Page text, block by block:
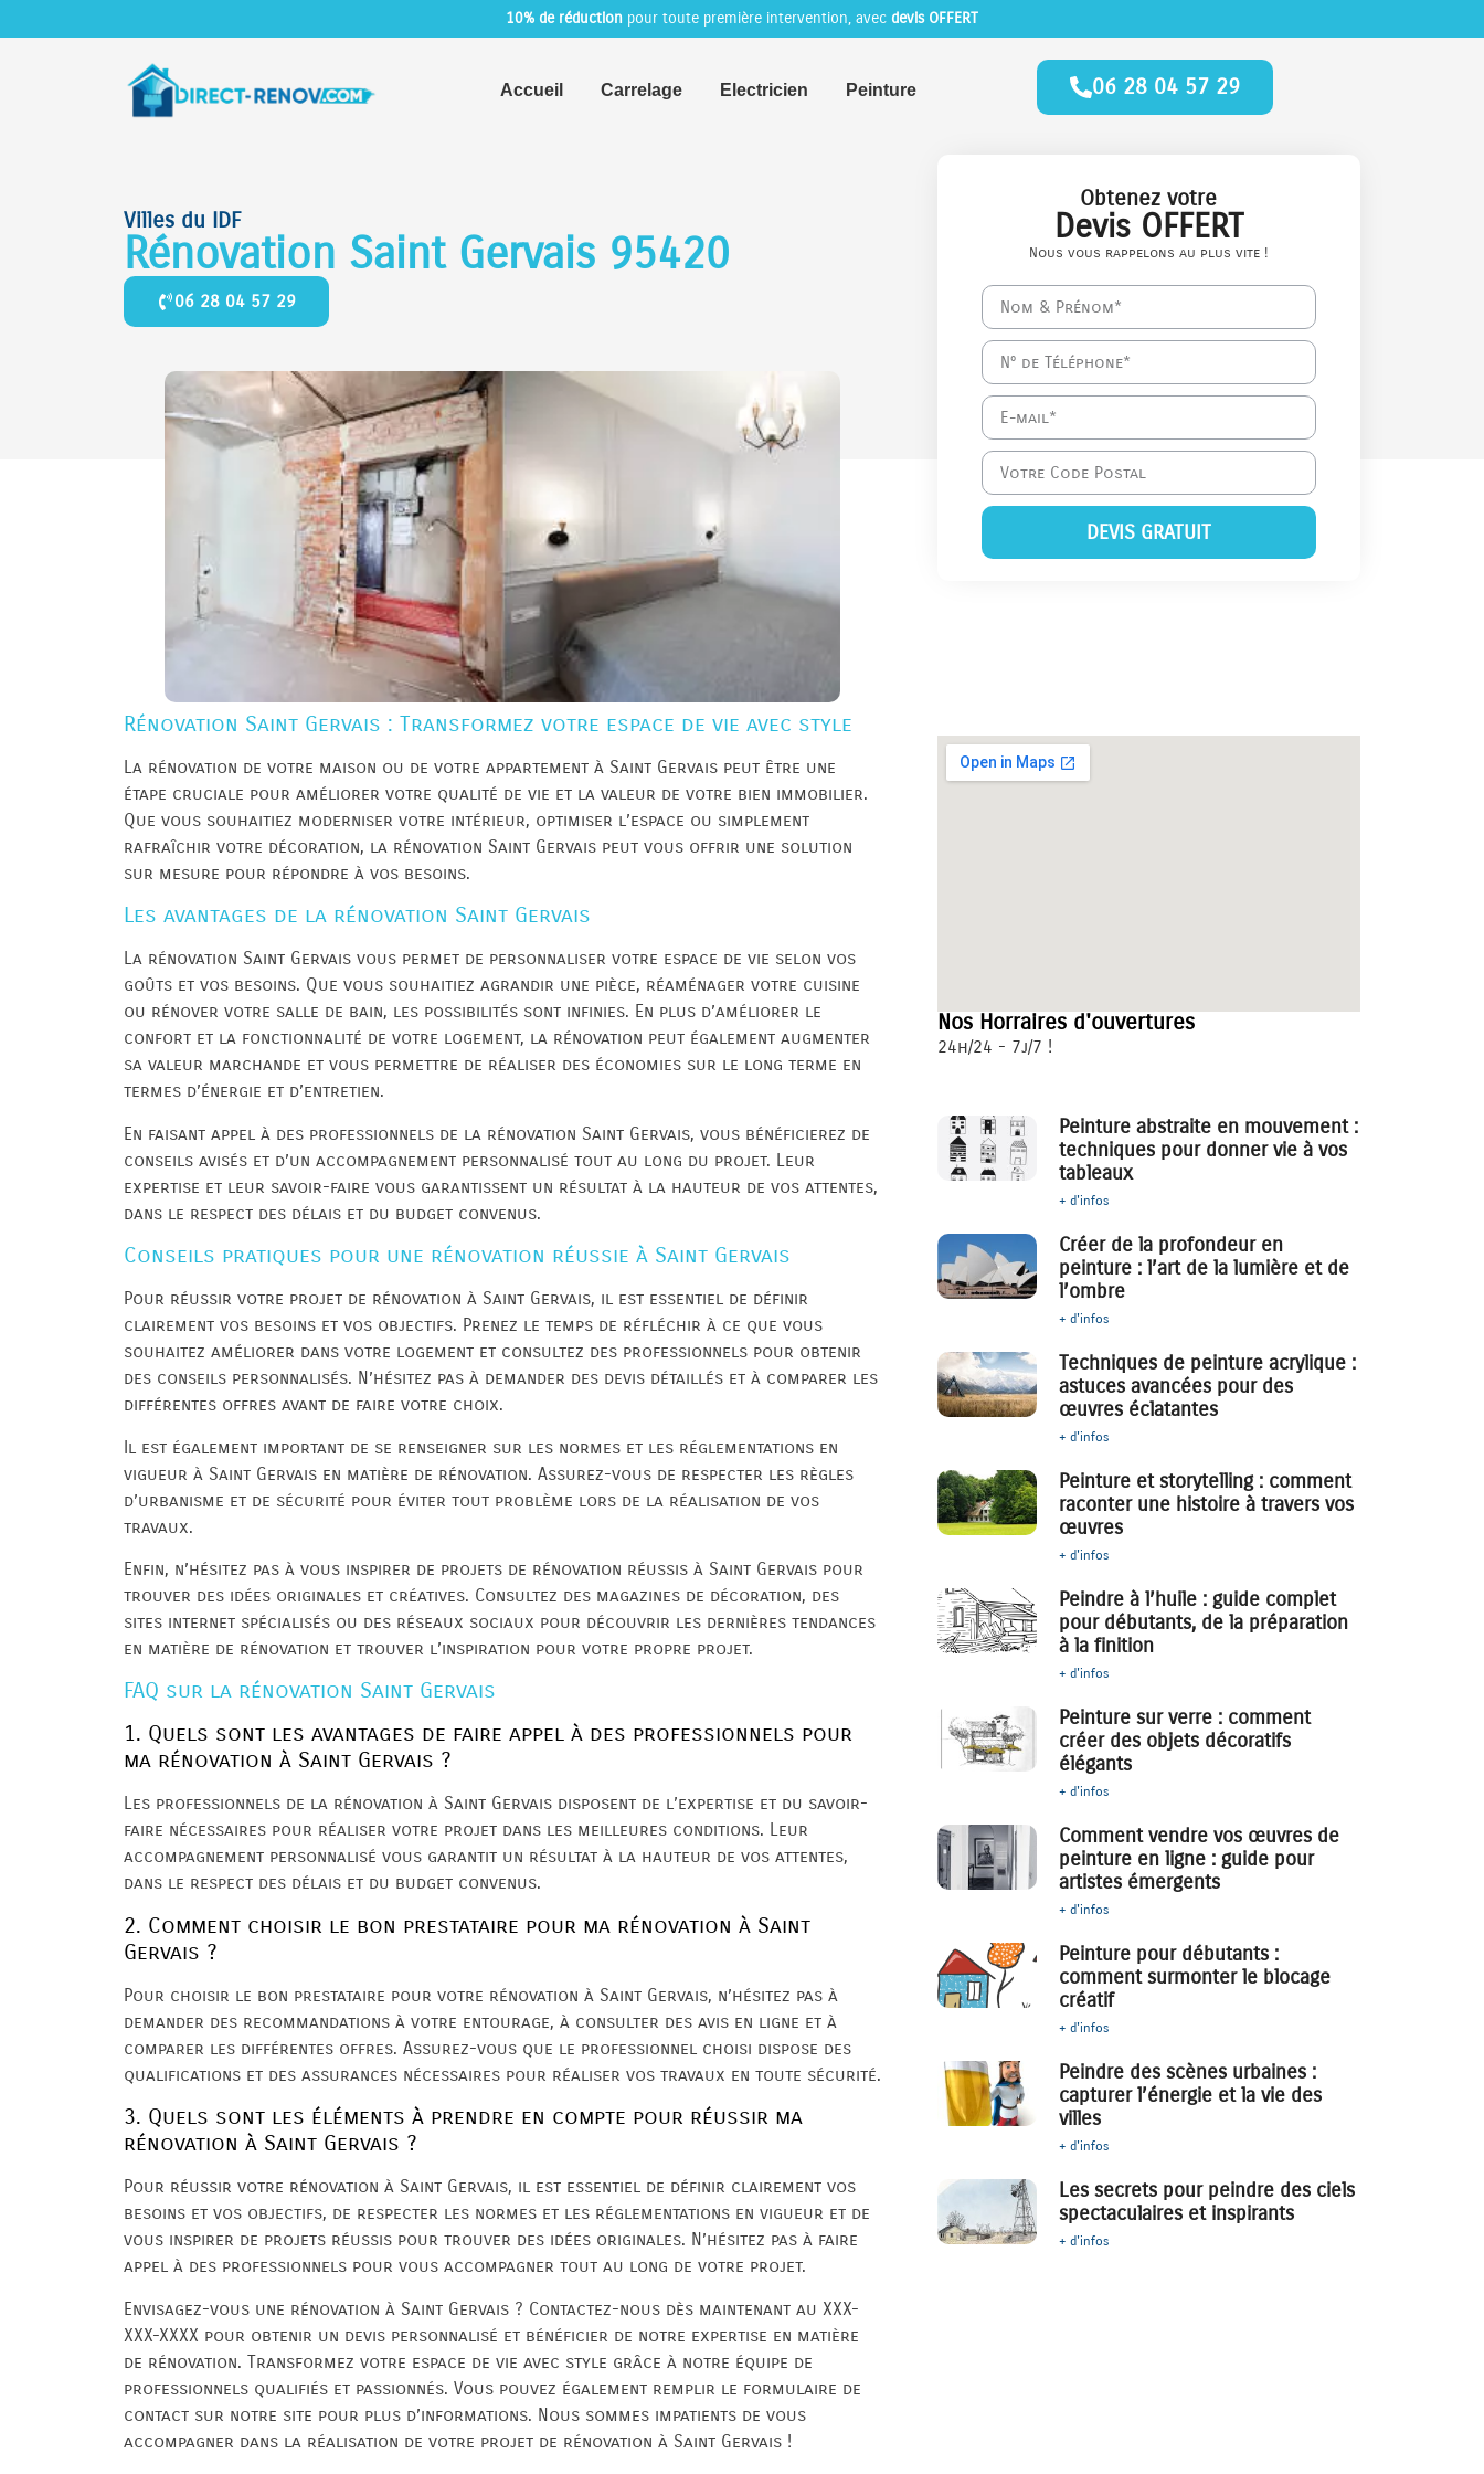
10% de réduction pour toute première intervention, avec devis OFFERT
Accueil Carrelage Electricien Peinture 06 28 04 57 29
Villes du IDF
Rénovation Saint Gervais 95420
06 28 04 57 29
Obtenez votre
Devis OFFERT
Nous vous rappelons au plus vite !
DEVIS GRATUIT
Rénovation Saint Gervais : Transformez votre espace de vie avec style
La rénovation de votre maison ou de votre appartement à Saint Gervais peut être une
étape cruciale pour améliorer votre qualité de vie et la valeur de votre bien immobilier.
Que vous souhaitiez moderniser votre intérieur, optimiser l’espace ou simplement
rafraîchir votre décoration, la rénovation Saint Gervais peut vous offrir une solution
sur mesure pour répondre à vos besoins.
Les avantages de la rénovation Saint Gervais
La rénovation Saint Gervais vous permet de personnaliser votre espace de vie selon vos
goûts et vos besoins. Que vous souhaitiez agrandir une pièce, réaménager votre cuisine
ou rénover votre salle de bain, les possibilités sont infinies. En plus d’améliorer le
confort et la fonctionnalité de votre logement, la rénovation peut également augmenter
sa valeur marchande et vous permettre de réaliser des économies sur le long terme en
termes d’énergie et d’entretien.
En faisant appel à des professionnels de la rénovation Saint Gervais, vous bénéficierez de
conseils avisés et d’un accompagnement personnalisé tout au long du projet. Leur
expertise et leur savoir-faire vous garantissent un résultat à la hauteur de vos attentes,
dans le respect des délais et du budget convenus.
Conseils pratiques pour une rénovation réussie à Saint Gervais
Pour réussir votre projet de rénovation à Saint Gervais, il est essentiel de définir
clairement vos besoins et vos objectifs. Prenez le temps de réfléchir à ce que vous
souhaitez améliorer dans votre logement et consultez des professionnels pour obtenir
des conseils personnalisés. N’hésitez pas à demander des devis détaillés et à comparer les
différentes offres avant de faire votre choix.
Il est également important de se renseigner sur les normes et les réglementations en
vigueur à Saint Gervais en matière de rénovation. Assurez-vous de respecter les règles
d’urbanisme et de sécurité pour éviter tout problème lors de la réalisation de vos
travaux.
Enfin, n’hésitez pas à vous inspirer de projets de rénovation réussis à Saint Gervais pour
trouver des idées originales et créatives. Consultez des magazines de décoration, des
sites internet spécialisés ou des réseaux sociaux pour découvrir les dernières tendances
en matière de rénovation et trouver l’inspiration pour votre propre projet.
FAQ sur la rénovation Saint Gervais
1. Quels sont les avantages de faire appel à des professionnels pour
ma rénovation à Saint Gervais ?
Les professionnels de la rénovation à Saint Gervais disposent de l’expertise et du savoir-
faire nécessaires pour réaliser votre projet dans les meilleures conditions. Leur
accompagnement personnalisé vous garantit un résultat à la hauteur de vos attentes,
dans le respect des délais et du budget convenus.
2. Comment choisir le bon prestataire pour ma rénovation à Saint
Gervais ?
Pour choisir le bon prestataire pour votre rénovation à Saint Gervais, n’hésitez pas à
demander des recommandations à votre entourage, à consulter des avis en ligne et à
comparer les différentes offres. Assurez-vous que le professionnel choisi dispose des
qualifications et des assurances nécessaires pour réaliser vos travaux en toute sécurité.
3. Quels sont les éléments à prendre en compte pour réussir ma
rénovation à Saint Gervais ?
Pour réussir votre rénovation à Saint Gervais, il est essentiel de définir clairement vos
besoins et vos objectifs, de respecter les normes et les réglementations en vigueur et de
vous inspirer de projets réussis pour trouver des idées originales. N’hésitez pas à faire
appel à des professionnels pour vous accompagner tout au long de votre projet.
Envisagez-vous une rénovation à Saint Gervais ? Contactez-nous dès maintenant au XXX-
XXX-XXXX pour obtenir un devis personnalisé et bénéficier de notre expertise en matière
de rénovation. Transformez votre espace de vie avec style grâce à notre équipe de
professionnels qualifiés et passionnés. Vous pouvez également remplir le formulaire de
contact sur notre site pour plus d’informations. Nous sommes impatients de vous
accompagner dans la réalisation de votre projet de rénovation à Saint Gervais !
Nos Horraires d'ouvertures
24h/24 - 7j/7 !
Peinture abstraite en mouvement :
techniques pour donner vie à vos
tableaux
+ d'infos
Créer de la profondeur en
peinture : l’art de la lumière et de
l’ombre
+ d'infos
Techniques de peinture acrylique :
astuces avancées pour des
œuvres éclatantes
+ d'infos
Peinture et storytelling : comment
raconter une histoire à travers vos
œuvres
+ d'infos
Peindre à l’huile : guide complet
pour débutants, de la préparation
à la finition
+ d'infos
Peinture sur verre : comment
créer des objets décoratifs
élégants
+ d'infos
Comment vendre vos œuvres de
peinture en ligne : guide pour
artistes émergents
+ d'infos
Peinture pour débutants :
comment surmonter le blocage
créatif
+ d'infos
Peindre des scènes urbaines :
capturer l’énergie et la vie des
villes
+ d'infos
Les secrets pour peindre des ciels
spectaculaires et inspirants
+ d'infos